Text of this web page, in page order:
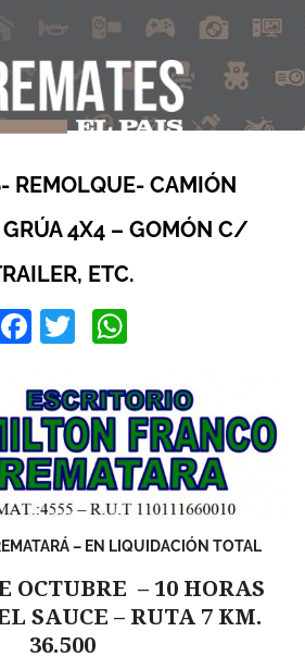
REMOLQUE- CAMIÓN
GRÚA 4X4 – GOMÓN C/
ETC.
Facebook
Twitter
– EN LIQUIDACIÓN TOTAL
OCTUBRE – 10 HORAS
SAUCE – RUTA 7 KM.
36.500